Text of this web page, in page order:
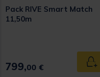
Pack RIVE Smart Match
11,50m
799,00 €